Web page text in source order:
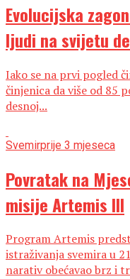
Evolucijska
ljudi na svijetu
Iako se na prvi pogled
činjenica da više od 85
desnoj...
Svemirprije 3 mjeseca
Povratak na
misije Artemis III
Program Artemis
istraživanja svemira u
narativ obećavao brz i